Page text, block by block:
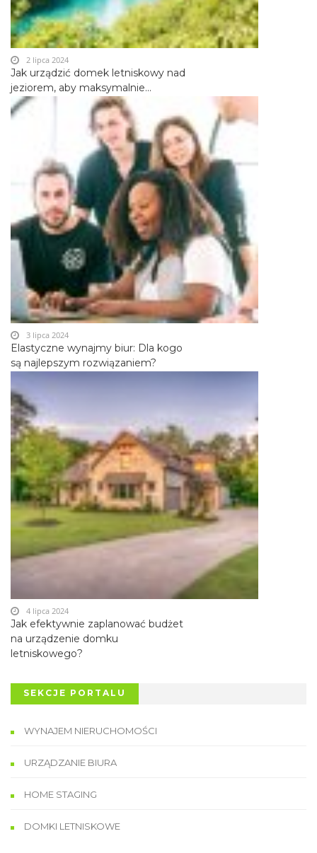
Jak urządzić domek letniskowy nad
jeziorem, aby maksymalnie...
2 lipca 2024
Elastyczne wynajmy biur: Dla kogo
są najlepszym rozwiązaniem?
3 lipca 2024
Jak efektywnie zaplanować budżet
na urządzenie domku
letniskowego?
4 lipca 2024
SEKCJE PORTALU
WYNAJEM NIERUCHOMOŚCI
URZĄDZANIE BIURA
HOME STAGING
DOMKI LETNISKOWE